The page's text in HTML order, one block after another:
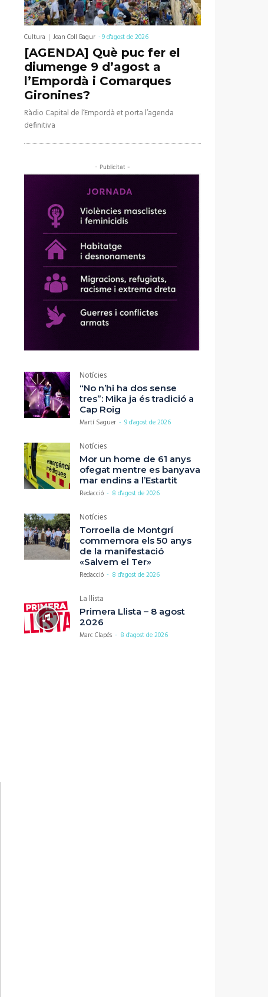
Cultura Joan Coll Bagur -9 d'agost de 2026
[AGENDA] Què puc fer el
diumenge 9 d’agost a
l’Empordà i Comarques
Gironines?
Ràdio Capital de l’Empordà et porta l’agenda
definitiva
- Publicitat -
Notícies
“No n’hi ha dos sense
tres”: Mika ja és tradició a
Cap Roig
Martí Saguer - 9 d'agost de 2026
Notícies
Mor un home de 61 anys
ofegat mentre es banyava
mar endins a l’Estartit
Redacció - 8 d'agost de 2026
Notícies
Torroella de Montgrí
commemora els 50 anys
de la manifestació
«Salvem el Ter»
Redacció - 8 d'agost de 2026
La llista
Primera Llista – 8 agost
2026
Marc Clapés - 8 d'agost de 2026